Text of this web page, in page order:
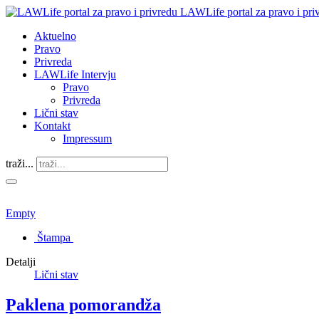
LAWLife portal za pravo i
Aktuelno
Pravo
Privreda
LAWLife Intervju
Pravo
Privreda
Lični stav
Kontakt
Impressum
traži...
Empty
Štampa
Detalji
Lični stav
Paklena pomorandža